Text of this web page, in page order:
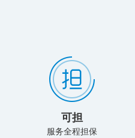
可担
服务全程担保